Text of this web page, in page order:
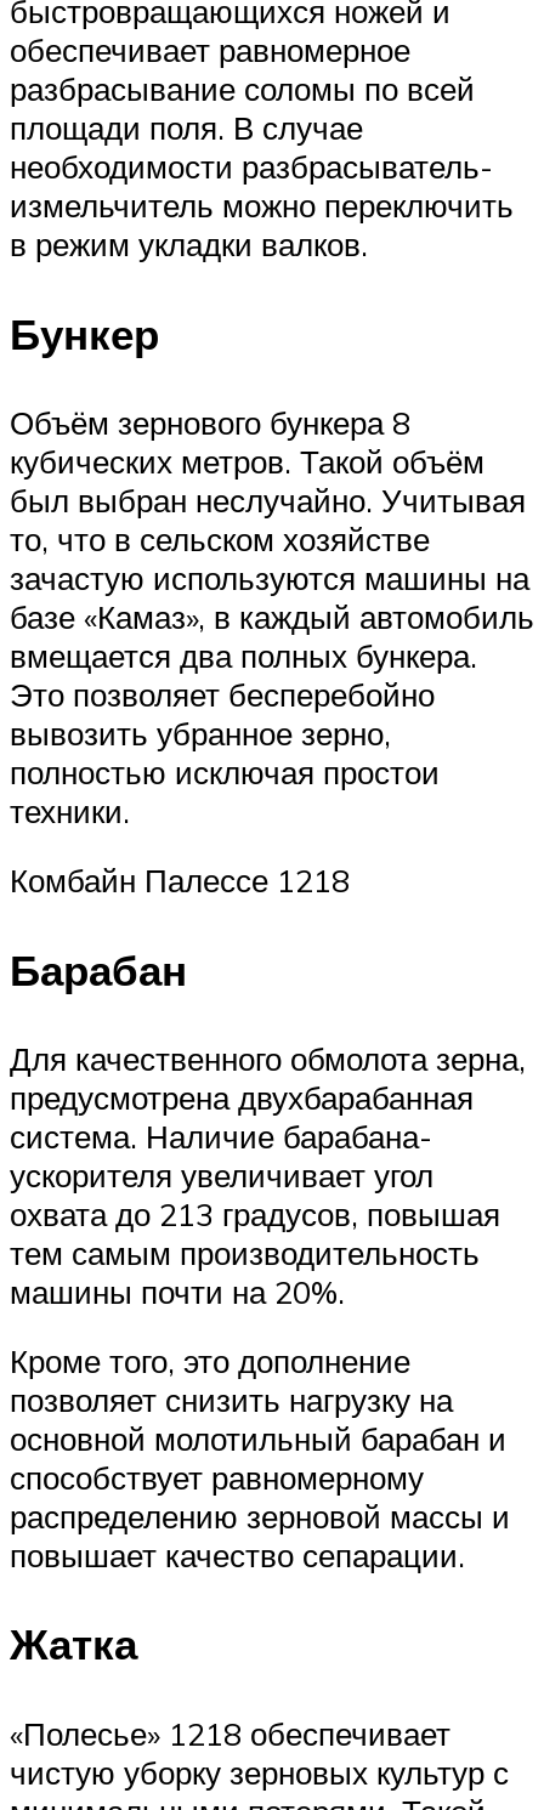
быстровращающихся ножей и
обеспечивает равномерное
разбрасывание соломы по всей
площади поля. В случае
необходимости разбрасыватель-
измельчитель можно переключить
в режим укладки валков.
Бункер
Объём зернового бункера 8
кубических метров. Такой объём
был выбран неслучайно. Учитывая
то, что в сельском хозяйстве
зачастую используются машины на
базе «Камаз», в каждый автомобиль
вмещается два полных бункера.
Это позволяет бесперебойно
вывозить убранное зерно,
полностью исключая простои
техники.
Комбайн Палессе 1218
Барабан
Для качественного обмолота зерна,
предусмотрена двухбарабанная
система. Наличие барабана-
ускорителя увеличивает угол
охвата до 213 градусов, повышая
тем самым производительность
машины почти на 20%.
Кроме того, это дополнение
позволяет снизить нагрузку на
основной молотильный барабан и
способствует равномерному
распределению зерновой массы и
повышает качество сепарации.
Жатка
«Полесье» 1218 обеспечивает
чистую уборку зерновых культур с